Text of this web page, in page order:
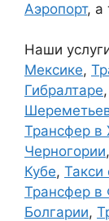
Аэропорт, а
Наши
Мексике,
Гибралтаре,
Трансфер в
Черногории,
Кубе, Такси
Трансфер в
Болгарии,